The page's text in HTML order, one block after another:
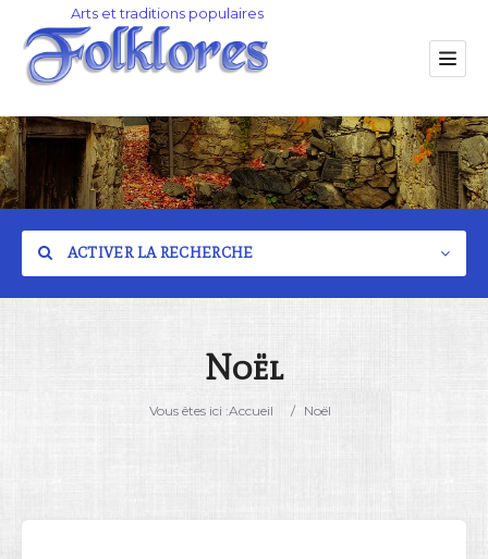
ACTIVER LA RECHERCHE
Noël
Vous êtes ici :Accueil / Noël